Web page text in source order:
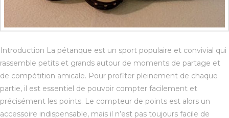
Introduction La pétanque est un sport populaire et convivial qui
rassemble petits et grands autour de moments de partage et
de compétition amicale. Pour profiter pleinement de chaque
partie, il est essentiel de pouvoir compter facilement et
précisément les points. Le compteur de points est alors un
accessoire indispensable, mais il n’est pas toujours facile de